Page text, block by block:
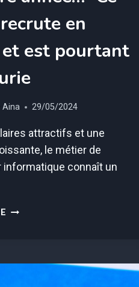
en
et est pourtant
Aina 29/05/2024
attractifs et une
le métier de
informatique connaît un
“JE
PAR